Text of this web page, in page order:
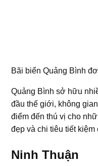
Bãi biển Quảng Bình
Quảng Bình sở hữu
đầu thế giới, không
điểm đến thú vị cho
đẹp và chi tiêu tiết
Ninh Thuận